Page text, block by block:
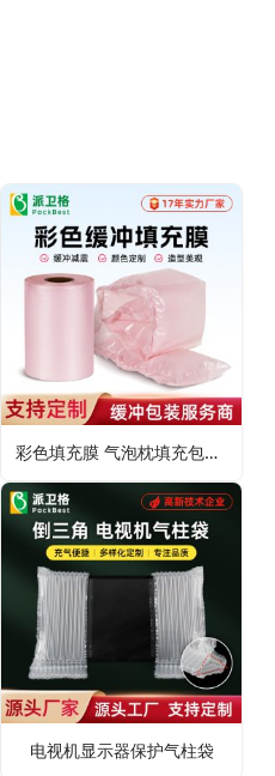
彩色填充膜 气泡枕填充包裹膜
电视机显示器保护气柱袋